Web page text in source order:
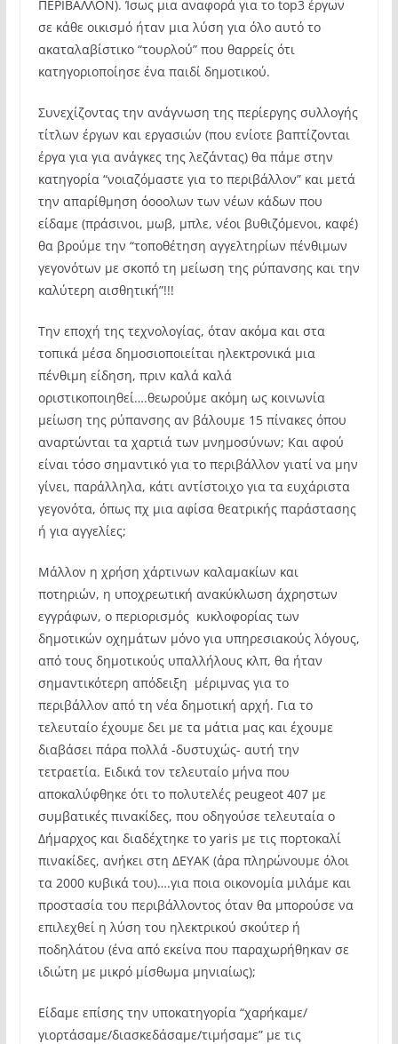
ΠΕΡΙΒΑΛΛΟΝ). Ίσως μια αναφορά για το top3 έργων
σε κάθε οικισμό ήταν μια λύση για όλο αυτό το
ακαταλαβίστικο “τουρλού” που θαρρείς ότι
κατηγοριοποίησε ένα παιδί δημοτικού.
Συνεχίζοντας την ανάγνωση της περίεργης συλλογής
τίτλων έργων και εργασιών (που ενίοτε βαπτίζονται
έργα για για ανάγκες της λεζάντας) θα πάμε στην
κατηγορία “νοιαζόμαστε για το περιβάλλον” και μετά
την απαρίθμηση όοοολων των νέων κάδων που
είδαμε (πράσινοι, μωβ, μπλε, νέοι βυθιζόμενοι, καφέ)
θα βρούμε την “τοποθέτηση αγγελτηρίων πένθιμων
γεγονότων με σκοπό τη μείωση της ρύπανσης και την
καλύτερη αισθητική”!!!
Την εποχή της τεχνολογίας, όταν ακόμα και στα
τοπικά μέσα δημοσιοποιείται ηλεκτρονικά μια
πένθιμη είδηση, πριν καλά καλά
οριστικοποιηθεί….θεωρούμε ακόμη ως κοινωνία
μείωση της ρύπανσης αν βάλουμε 15 πίνακες όπου
αναρτώνται τα χαρτιά των μνημοσύνων; Και αφού
είναι τόσο σημαντικό για το περιβάλλον γιατί να μην
γίνει, παράλληλα, κάτι αντίστοιχο για τα ευχάριστα
γεγονότα, όπως πχ μια αφίσα θεατρικής παράστασης
ή για αγγελίες;
Μάλλον η χρήση χάρτινων καλαμακίων και
ποτηριών, η υποχρεωτική ανακύκλωση άχρηστων
εγγράφων, ο περιορισμός κυκλοφορίας των
δημοτικών οχημάτων μόνο για υπηρεσιακούς λόγους,
από τους δημοτικούς υπαλλήλους κλπ, θα ήταν
σημαντικότερη απόδειξη μέριμνας για το
περιβάλλον από τη νέα δημοτική αρχή. Για το
τελευταίο έχουμε δει με τα μάτια μας και έχουμε
διαβάσει πάρα πολλά -δυστυχώς- αυτή την
τετραετία. Ειδικά τον τελευταίο μήνα που
αποκαλύφθηκε ότι το πολυτελές peugeot 407 με
συμβατικές πινακίδες, που οδηγούσε τελευταία ο
Δήμαρχος και διαδέχτηκε το yaris με τις πορτοκαλί
πινακίδες, ανήκει στη ΔΕΥΑΚ (άρα πληρώνουμε όλοι
τα 2000 κυβικά του)….για ποια οικονομία μιλάμε και
προστασία του περιβάλλοντος όταν θα μπορούσε να
επιλεχθεί η λύση του ηλεκτρικού σκούτερ ή
ποδηλάτου (ένα από εκείνα που παραχωρήθηκαν σε
ιδιώτη με μικρό μίσθωμα μηνιαίως);
Είδαμε επίσης την υποκατηγορία “χαρήκαμε/
γιορτάσαμε/διασκεδάσαμε/τιμήσαμε” με τις